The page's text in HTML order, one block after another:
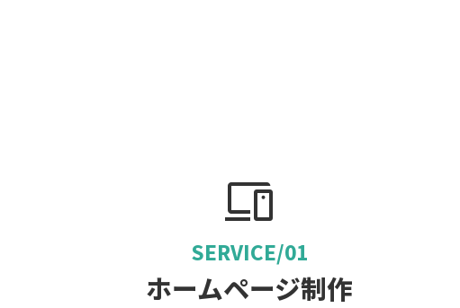
devices
SERVICE/01
ホームページ制作